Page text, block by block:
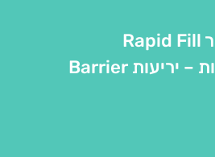
הגנה מלחות – יריעות Barrier